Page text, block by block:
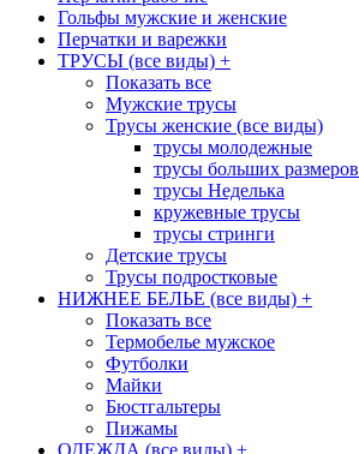
Гольфы мужские и женские
Перчатки и варежки
ТРУСЫ (все виды) +
Показать все
Мужские трусы
Трусы женские (все виды)
трусы молодежные
трусы больших размеров
трусы Неделька
кружевные трусы
трусы стринги
Детские трусы
Трусы подростковые
НИЖНЕЕ БЕЛЬЕ (все виды) +
Показать все
Термобелье мужское
Футболки
Майки
Бюстгальтеры
Пижамы
ОДЕЖДА (все виды) +